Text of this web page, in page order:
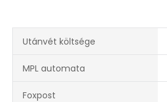
Utánvét költsége
MPL automata
Foxpost